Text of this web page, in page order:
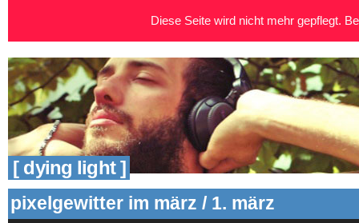
[ dying light ]
pixelgewitter im märz / 1. märz
Diese Seite wird nicht mehr gepflegt.